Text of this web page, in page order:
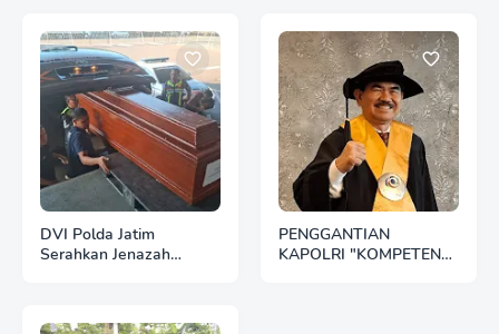
DVI Polda Jatim
Serahkan Jenazah
PENGGANTIAN
KAPOLRI "KOMPETENSI